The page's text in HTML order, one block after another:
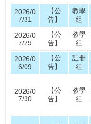
2026/0
7/31
【公
告】
教學
組
2026/0
7/29
【公
告】
教學
組
2026/0
6/09
【公
告】
註冊
組
2026/0
7/30
【公
告】
教學
組